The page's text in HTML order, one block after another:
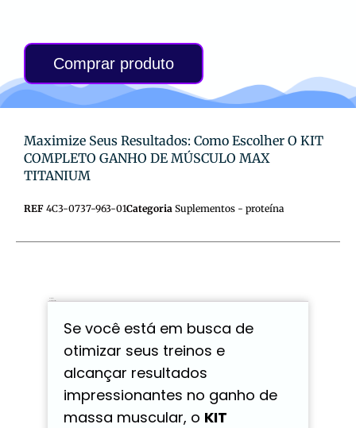
Comprar produto
Maximize Seus Resultados: Como Escolher O KIT
COMPLETO GANHO DE MÚSCULO MAX
TITANIUM
REF 4C3-0737-963-01Categoria Suplementos - proteína
Se você está em busca de
otimizar seus treinos e
alcançar resultados
impressionantes no ganho de
massa muscular, o KIT